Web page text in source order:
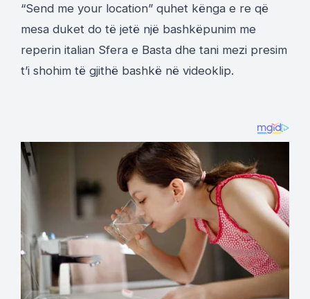
“Send me your location” quhet kënga e re që
mesa duket do të jetë një bashkëpunim me
reperin italian Sfera e Basta dhe tani mezi presim
t’i shohim të gjithë bashkë në videoklip.